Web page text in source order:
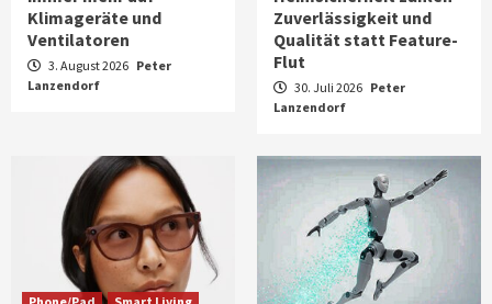
Klimageräte und
Ventilatoren
3. August 2026 Peter
Lanzendorf
Zuverlässigkeit und
Qualität statt Feature-
Flut
30. Juli 2026 Peter
Lanzendorf